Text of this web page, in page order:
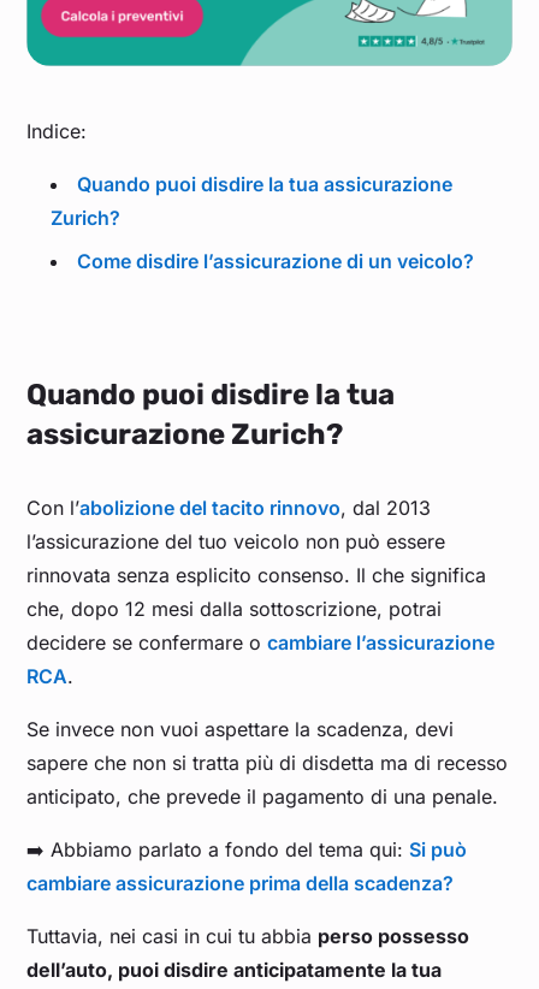
Indice:
Quando puoi disdire la tua assicurazione
Zurich?
Come disdire l’assicurazione di un veicolo?
Quando puoi disdire la tua
assicurazione Zurich?
Con l’abolizione del tacito rinnovo, dal 2013
l’assicurazione del tuo veicolo non può essere
rinnovata senza esplicito consenso. Il che significa
che, dopo 12 mesi dalla sottoscrizione, potrai
decidere se confermare ocambiare l’assicurazione
RCA.
Se invece non vuoi aspettare la scadenza, devi
sapere che non si tratta più di disdetta ma di recesso
anticipato, che prevede il pagamento di una penale.
➡️ Abbiamo parlato a fondo del tema qui: Si può
cambiare assicurazione prima della scadenza?
Tuttavia, nei casi in cui tu abbia perso possesso
dell’auto, puoi disdire anticipatamente la tua